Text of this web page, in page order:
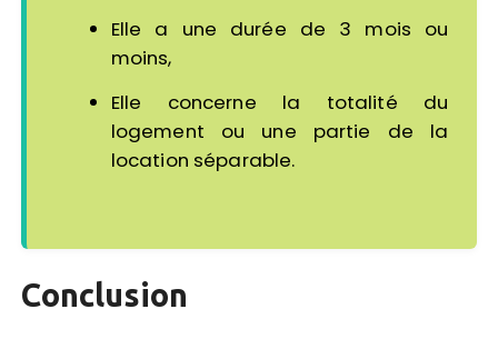
Elle a une durée de 3 mois ou
moins,
Elle concerne la totalité du
logement ou une partie de la
location séparable.
Conclusion